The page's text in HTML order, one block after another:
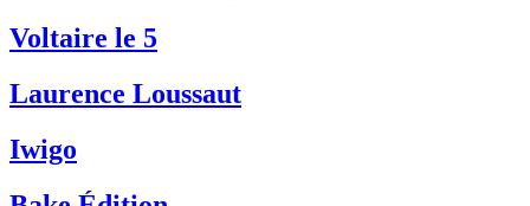
Voltaire le 5
Laurence Loussaut
Iwigo